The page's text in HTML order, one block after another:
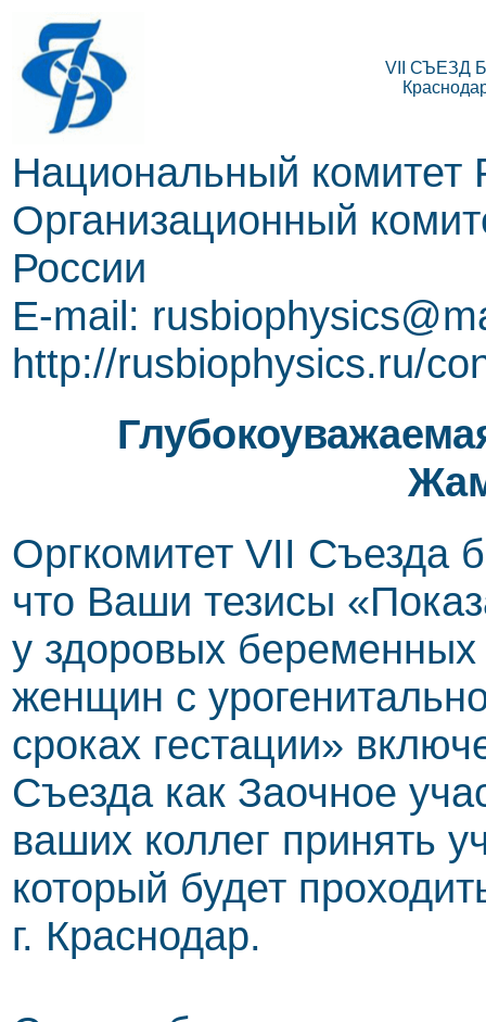
VII СЪЕЗД
Национальный комитет
Организационный
России
E-mail:
http://rusbiophysics.ru/
Оргкомитет VII Съезда
что Ваши тезисы
у здоровых
женщин с
сроках гестации»
Съезда как Заочное
ваших коллег принять
который будет
г. Краснодар.